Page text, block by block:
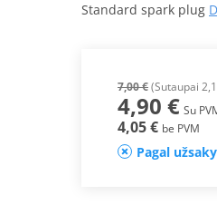
Standard spark plug
7,00 €(Sutaupai
4,90 € Su
4,05 € be PVM
Pagal